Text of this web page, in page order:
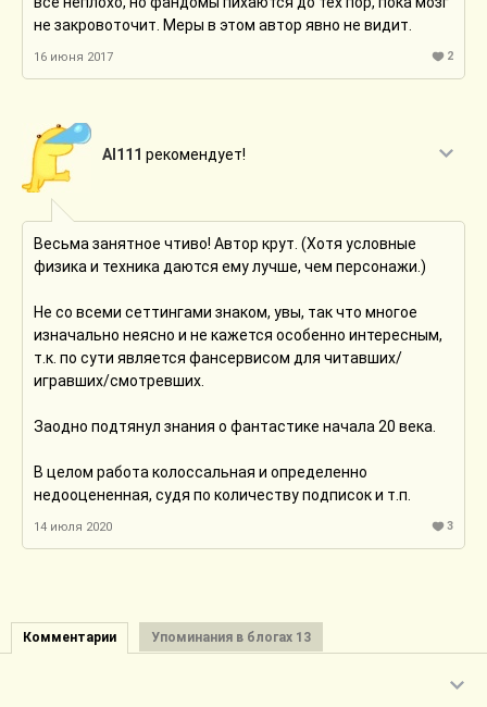
не закровоточит. Меры в этом автор явно не видит.
16 июня 2017 2
Al111 рекомендует!
Весьма занятное чтиво! Автор крут. (Хотя условные
физика и техника даются ему лучше, чем персонажи.)
Не со всеми сеттингами знаком, увы, так что многое
изначально неясно и не кажется особенно интересным,
т.к. по сути является фансервисом для читавших/
игравших/смотревших.
Заодно подтянул знания о фантастике начала 20 века.
В целом работа колоссальная и определенно
недооцененная, судя по количеству подписок и т.п.
14 июля 2020 3
Комментарии Упоминания в блогах 13